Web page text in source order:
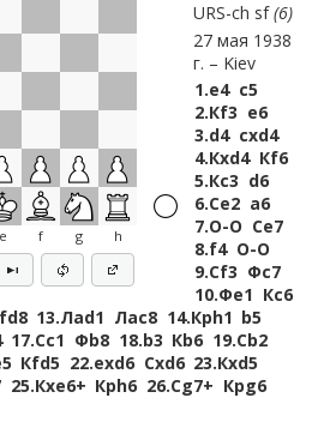
e f g h
URS-ch sf 6
27 мая 1938
г.
Kiev
1.e4 c5
2.Кf3 e6
3.d4 cxd4
4.Кxd4 Кf6
5.Кc3 d6
6.Сe2 a6
7.O-O Сe7
8.f4 O-O
9.Сf3 Фc7
10.Фe1 Кc6
13.Лad1 Лac8 14.Крh1 b5
17.Сc1 Фb8 18.b3 Кb6 19.Сb2
Кfd5 22.exd6 Сxd6 23.Кxd5
25.Кxe6+ Крh6 26.Сg7+ Крg6